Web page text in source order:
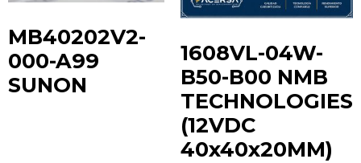
MB40202V2-
000-A99
SUNON
1608VL-04W-
B50-B00 NMB
TECHNOLOGIES
(12VDC
40x40x20MM)